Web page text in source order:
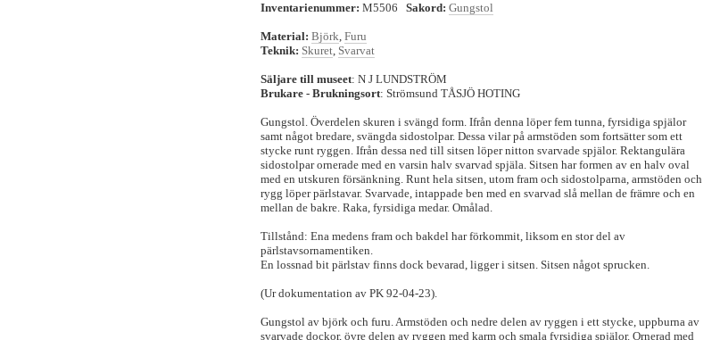
Inventarienummer: M5506 Sakord: Gungstol
Material: Björk, Furu
Teknik: Skuret, Svarvat
Säljare till museet: N J LUNDSTRÖM
Brukare - Brukningsort: Strömsund TÅSJÖ HOTING
Gungstol. Överdelen skuren i svängd form. Ifrån denna löper fem tunna, fyrsidiga spjälor
samt något bredare, svängda sidostolpar. Dessa vilar på armstöden som fortsätter som ett
stycke runt ryggen. Ifrån dessa ned till sitsen löper nitton svarvade spjälor. Rektangulära
sidostolpar ornerade med en varsin halv svarvad spjäla. Sitsen har formen av en halv oval
med en utskuren försänkning. Runt hela sitsen, utom fram och sidostolparna, armstöden och
rygg löper pärlstavar. Svarvade, intappade ben med en svarvad slå mellan de främre och en
mellan de bakre. Raka, fyrsidiga medar. Omålad.
Tillstånd: Ena medens fram och bakdel har förkommit, liksom en stor del av
pärlstavsornamentiken.
En lossnad bit pärlstav finns dock bevarad, ligger i sitsen. Sitsen något sprucken.
(Ur dokumentation av PK 92-04-23).
Gungstol av björk och furu. Armstöden och nedre delen av ryggen i ett stycke, uppburna av
svarvade dockor, övre delen av ryggen med karm och smala fyrsidiga spjälor. Ornerad med